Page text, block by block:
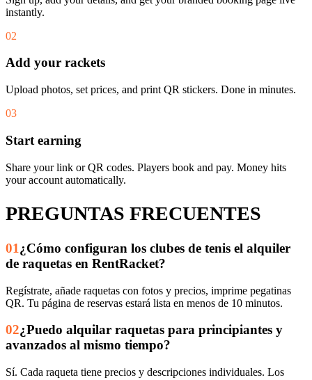
instantly.
02
Add your rackets
Upload photos, set prices, and print QR stickers. Done in minutes.
03
Start earning
Share your link or QR codes. Players book and pay. Money hits
your account automatically.
PREGUNTAS FRECUENTES
01¿Cómo configuran los clubes de tenis el alquiler
de raquetas en RentRacket?
Regístrate, añade raquetas con fotos y precios, imprime pegatinas
QR. Tu página de reservas estará lista en menos de 10 minutos.
02¿Puedo alquilar raquetas para principiantes y
avanzados al mismo tiempo?
Sí. Cada raqueta tiene precios y descripciones individuales. Los